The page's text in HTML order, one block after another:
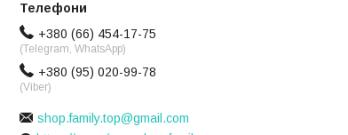
+380 (66) 454-17-75
(Telegram, WhatsApp)
+380 (95) 020-99-78
(Viber)
shop.family.top@gmail.com